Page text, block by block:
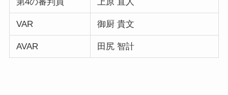
VAR 御厨 貴文
AVAR 田尻 智計